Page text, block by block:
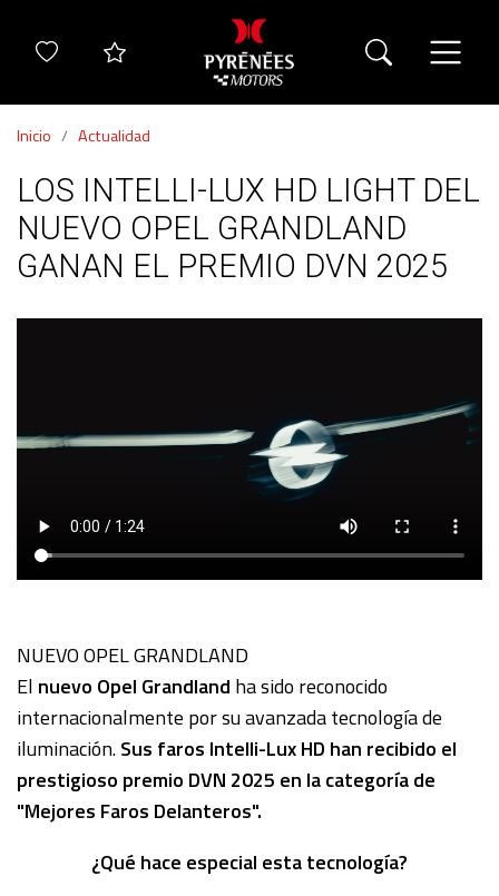
Inicio Actualidad
LOS INTELLI-LUX HD LIGHT DEL
NUEVO OPEL GRANDLAND
GANAN EL PREMIO DVN 2025
NUEVO OPEL GRANDLAND
El nuevo Opel Grandland ha sido reconocido
internacionalmente por su avanzada tecnología de
iluminación.Sus faros Intelli-Lux HD han recibido el
prestigioso premio DVN 2025 en la categoría de
"Mejores Faros Delanteros".
¿Qué hace especial esta tecnología?